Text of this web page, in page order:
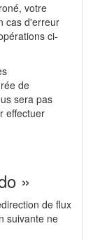
votre
cas d'erreur
ci-
de
sera pas
effectuer
»
de flux
suivante ne